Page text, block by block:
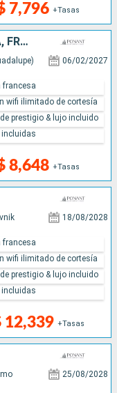
7,796 +Tasas
REINO UNIDO, ANTIGUA Y BARBUDA, FRANCIA, , SANTA LUCIA
06/02/2027
8,648 +Tasas
francesa
wifi ilimitado de cortesía
prestigio & lujo incluido
incluidas
18/08/2028
12,339 +Tasas
francesa
wifi ilimitado de cortesía
prestigio & lujo incluido
incluidas
25/08/2028